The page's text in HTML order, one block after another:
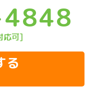
応可]
る